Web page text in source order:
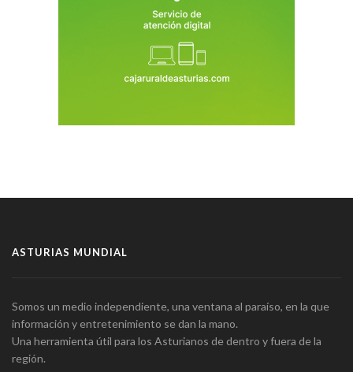
ASTURIAS MUNDIAL
Somos un medio independiente, una ventana al paraíso, en la que
información y entretenimiento se dan la mano.
Una herramienta útil para los Asturianos de dentro y fuera de la
región.